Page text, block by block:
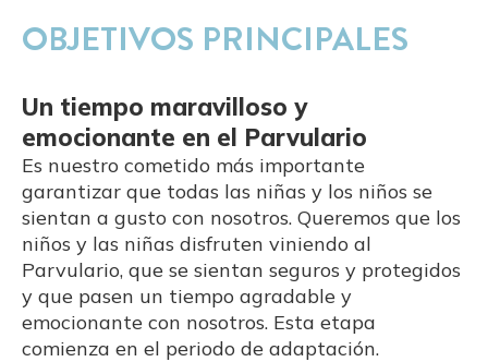
OBJETIVOS PRINCIPALES
Un tiempo maravilloso y
emocionante en el Parvulario
Es nuestro cometido más importante
garantizar que todas las niñas y los niños se
sientan a gusto con nosotros. Queremos que los
niños y las niñas disfruten viniendo al
Parvulario, que se sientan seguros y protegidos
y que pasen un tiempo agradable y
emocionante con nosotros. Esta etapa
comienza en el periodo de adaptación.